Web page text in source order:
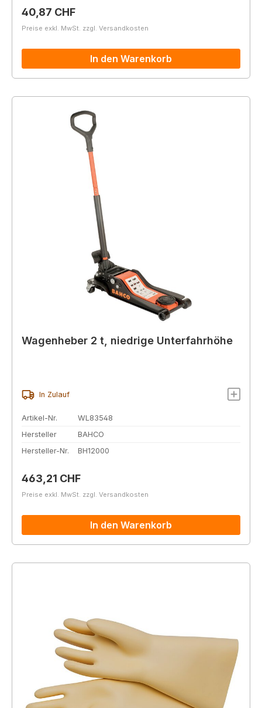
Regulärer Preis:
40,87 CHF
Preise exkl. MwSt. zzgl. Versandkosten
In den Warenkorb
Wagenheber 2 t, niedrige Unterfahrhöhe
In Zulauf
Artikel-Nr.
WL83548
Hersteller
BAHCO
Hersteller-Nr.
BH12000
Regulärer Preis:
463,21 CHF
Preise exkl. MwSt. zzgl. Versandkosten
In den Warenkorb